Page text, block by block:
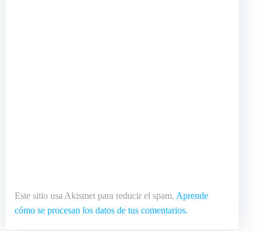
Este sitio usa Akismet para reducir el spam. Aprende
cómo se procesan los datos de tus comentarios.